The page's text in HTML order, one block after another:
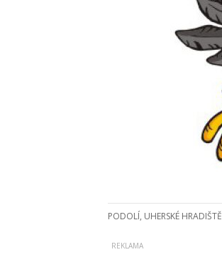
PODOLÍ, UHERSKÉ HRADIŠTĚ